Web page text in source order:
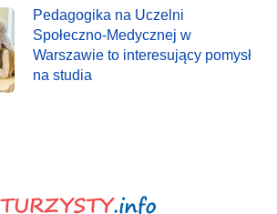
Pedagogika na Uczelni
Społeczno-Medycznej w
Warszawie to interesujący pomysł
na studia